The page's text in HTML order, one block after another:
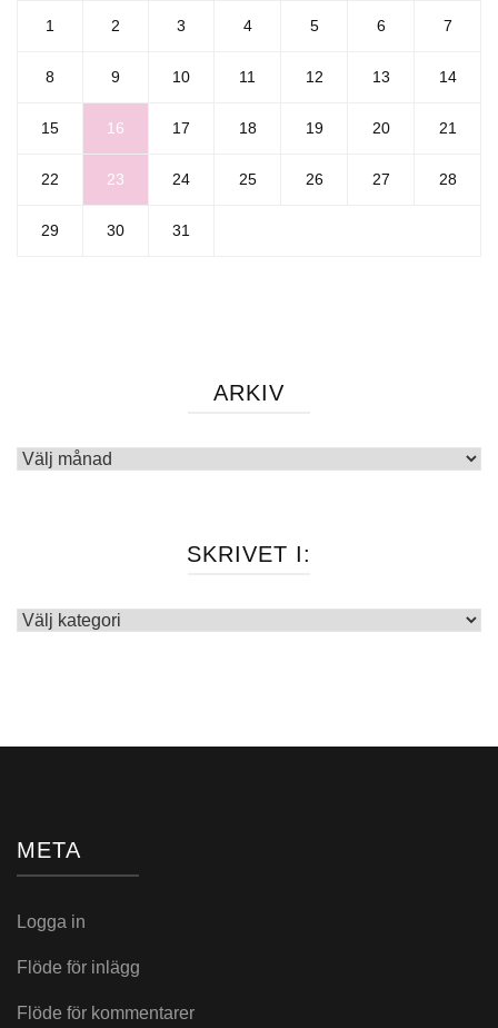
1 2 3 4 5 6 7
8 9 10 11 12 13 14
15 16 17 18 19 20 21
22 23 24 25 26 27 28
29 30 31
ARKIV
Arkiv
SKRIVET I:
Skrivet
META
Logga in
Flöde för inlägg
Flöde för kommentarer